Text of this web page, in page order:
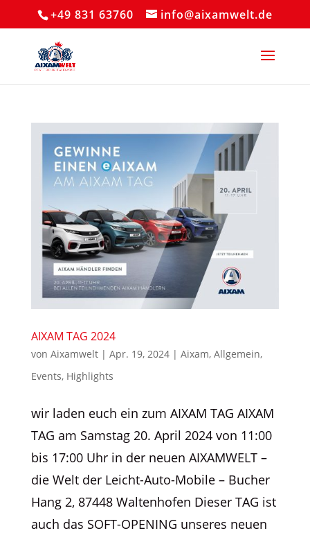
+49 831 63760 info@aixamwelt.de
AIXAM TAG 2024
von Aixamwelt| Apr. 19, 2024| Aixam, Allgemein,
Events, Highlights
wir laden euch ein zum AIXAM TAG AIXAM
TAG am Samstag 20. April 2024 von 11:00
bis 17:00 Uhr in der neuen AIXAMWELT –
die Welt der Leicht-Auto-Mobile – Bucher
Hang 2, 87448 Waltenhofen Dieser TAG ist
auch das SOFT-OPENING unseres neuen